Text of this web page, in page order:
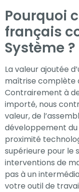
Pourquoi
français
Système ?
La valeur ajoutée
maîtrise complète
Contrairement à
importé, nous
valeur, de
développement du
proximité
supérieure pour le
interventions de
pas à un
votre outil de